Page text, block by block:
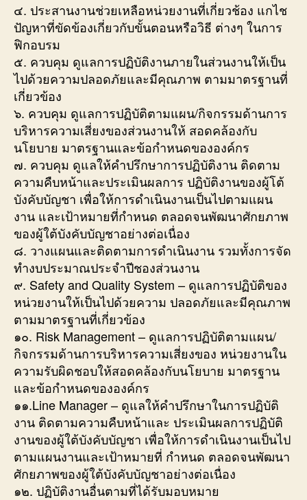
๔. ประสานงานช่วยเหลือหน่วยงานที่เกี่ยวช้อง แกไช
ปัญหาที่ขัดข้องเกี่ยวกับขั้นตอนหรือวิธี ต่างๆ ในการ
ฟิกอบรม
๕. ควบคุม ดูแลการปฏิบัติงานภายในส่วนงานให้เป็น
ไปด้วยความปลอดภัยและมีคุณภาพ ตามมาตรฐานที่
เกี่ยวข้อง
๖. ควบคุม ดูแลการปฏิบัติตามแผน/กิจกรรมด้านการ
บริหารความเสี่ยงของส่วนงานให้ สอดคล้องกับ
นโยบาย มาตรฐานและข้อกำหนดขององค์กร
๗. ควบคุม ดูแลให้คำปรึกษาการปฏิบัติงาน ติดตาม
ความคืบหน้าและประเมินผลการ ปฏิบัติงานของผู้โต้
บังคับบัญชา เพื่อให้การดำเนินงานเป็นไปตามแผน
งาน และเป้าหมายที่กำหนด ตลอดจนพัฒนาศักยภาพ
ของผู้ใต้บังคับบัญชาอย่างต่อเนื่อง
๘. วางแผนและติดตามการดำเนินงาน รวมทั้งการจัด
ทำงบประมาณประจำปีชองส่วนงาน
๙. Safety and Quality System – ดูแลการปฏิบัติของ
หน่วยงานให้เป็นไปด้วยความ ปลอดภัยและมีคุณภาพ
ตามมาตรฐานที่เกี่ยวข้อง
๑๐. Risk Management – ดูแลการปฏิบัติตามแผน/
กิจกรรมด้านการบริหารความเสี่ยงของ หน่วยงานใน
ความรับผิดชอบให้สอดคล้องกับนโยบาย มาตรฐาน
และข้อกำหนดขององค์กร
๑๑.Line Manager – ดูแลให้คำปรึกษาในการปฏิบัติ
งาน ติดตามความคืบหน้าและ ประเมินผลการปฏิบัติ
งานของผู้ใต้บังคับบัญชา เพื่อให้การดำเนินงานเป็นไป
ตามแผนงานและเป้าหมายที่ กำหนด ตลอดจนพัฒนา
ศักยภาพของผู้ใต้บังคับบัญชาอย่างต่อเนื่อง
๑๒. ปฏิบัติงานอื่นตามที่ได้รับมอบหมาย